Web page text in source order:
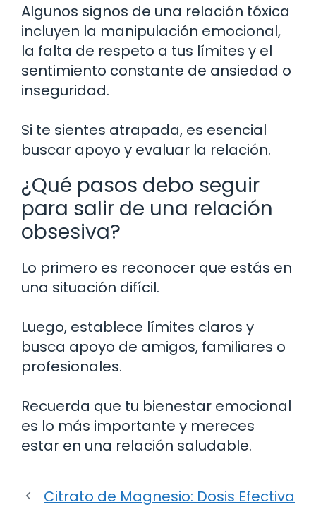
Algunos signos de una relación tóxica
incluyen la manipulación emocional,
la falta de respeto a tus límites y el
sentimiento constante de ansiedad o
inseguridad.
Si te sientes atrapada, es esencial
buscar apoyo y evaluar la relación.
¿Qué pasos debo seguir
para salir de una relación
obsesiva?
Lo primero es reconocer que estás en
una situación difícil.
Luego, establece límites claros y
busca apoyo de amigos, familiares o
profesionales.
Recuerda que tu bienestar emocional
es lo más importante y mereces
estar en una relación saludable.
Citrato de Magnesio: Dosis Efectiva